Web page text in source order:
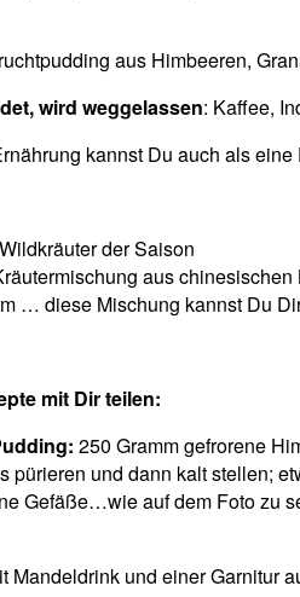
aus Himbeeren,
wird weggelassen: Kaffee,
kannst Du auch als
der Saison
aus
… diese Mischung kannst Du
mit Dir teilen:
250 Gramm gefrorene
pürieren und dann kalt stellen;
Gefäße…wie auf dem Foto zu
Mandeldrink und einer Garnitur